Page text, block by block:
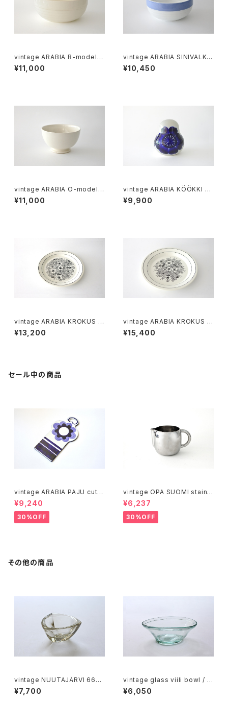
vintage ARABIA R-model b
owl / オールドアラビア ボウル
アイボリー
¥11,000
vintage ARABIA SINIVALKO
R-model bowl / オールドアラ
ビア シニヴァルコ ボウル
¥10,450
vintage ARABIA O-model b
owl ivory / ヴィンテージ アラ
ビア ボウル アイボリー
¥11,000
vintage ARABIA KÖÖKKI sa
lt＆pepper shaker cobalt /
ヴィンテージ アラビア ソルト＆
¥9,900
vintage ARABIA KROKUS Pl
ate 20cm / ヴィンテージ アラ
ビア クロッカス 20cmプレート
¥13,200
vintage ARABIA KROKUS Pl
ate 24cm / ヴィンテージ アラ
ビア クロッカス 24cmプレート
¥15,400
セール中の商品
vintage ARABIA PAJU cutti
ng boad / ヴィンテージ アラビ
ア パユ カッティングボード
¥9,240
30%OFF
vintage OPA SUOMI stainle
ss milk pitcher M / ヴィンテ
ージ オーパ スオミ ステンレス
ミルクピッチャー M
¥6,237
30%OFF
その他の商品
vintage NUUTAJÄRVI 6606
BULLS EYE ashtray / ヴィン
テージ ヌータヤルヴィ 6606 ブ
¥7,700
vintage glass viili bowl / ヴ
ィンテージ ガラスのヴィーリボ
ウル
¥6,050